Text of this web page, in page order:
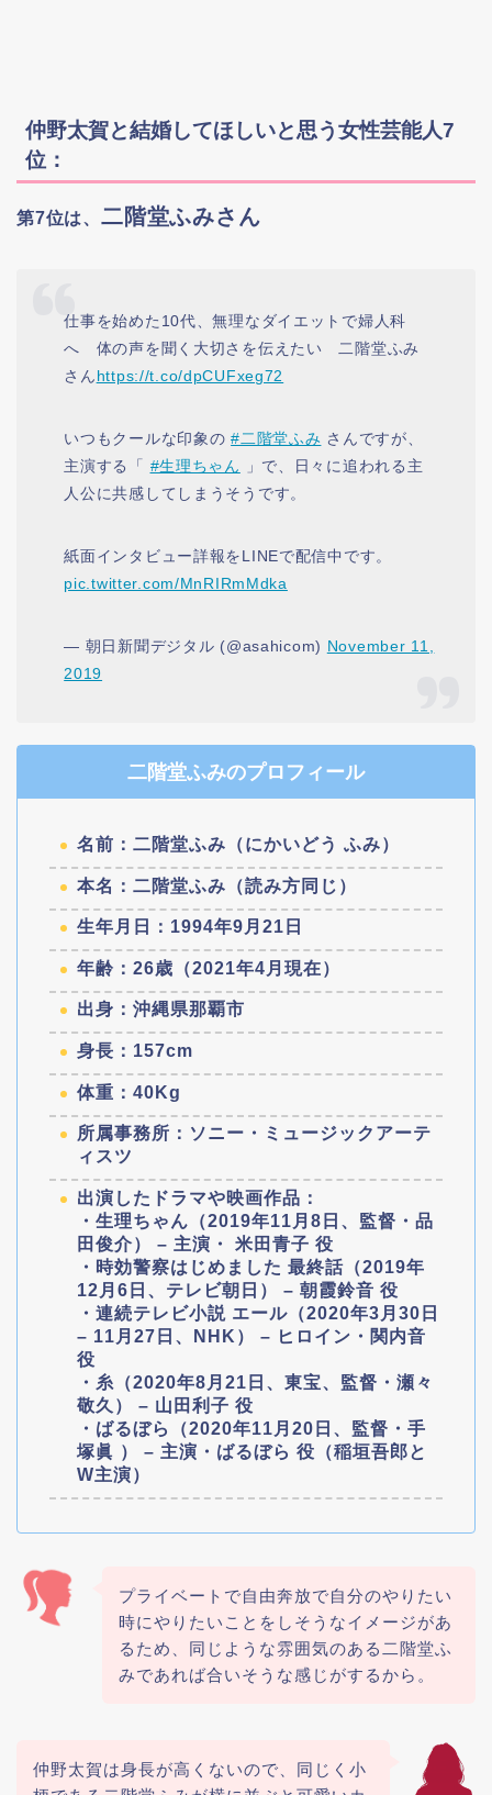
仲野太賀と結婚してほしいと思う女性芸能人7
位：
第7位は、 二階堂ふみさん
仕事を始めた10代、無理なダイエットで婦人科
へ 体の声を聞く大切さを伝えたい 二階堂ふみ
さんhttps://t.co/dpCUFxeg72
いつもクールな印象の#二階堂ふみ さんですが、
主演する「 #生理ちゃん
」で、日々に追われる主
人公に共感してしまうそうです。
紙面インタビュー詳報をLINEで配信中です。
pic.twitter.com/MnRIRmMdka
— 朝日新聞デジタル (@asahicom) November 11,
2019
二階堂ふみのプロフィール
名前：二階堂ふみ（にかいどう ふみ）
本名：二階堂ふみ（読み方同じ）
生年月日：1994年9月21日
年齢：26歳（2021年4月現在）
出身：沖縄県那覇市
身長：157cm
体重：40Kg
所属事務所：ソニー・ミュージックアーテ
ィスツ
出演したドラマや映画作品：
・生理ちゃん（2019年11月8日、監督・品
田俊介） – 主演・ 米田青子 役
・時効警察はじめました 最終話（2019年
12月6日、テレビ朝日） – 朝霞鈴音 役
・連続テレビ小説 エール（2020年3月30日
– 11月27日、NHK） – ヒロイン・関内音
役
・糸（2020年8月21日、東宝、監督・瀬々
敬久） – 山田利子 役
・ばるぼら（2020年11月20日、監督・手
塚眞 ） – 主演・ばるぼら 役（稲垣吾郎と
W主演）
プライベートで自由奔放で自分のやりたい
時にやりたいことをしそうなイメージがあ
るため、同じような雰囲気のある二階堂ふ
みであれば合いそうな感じがするから。
仲野太賀は身長が高くないので、同じく小